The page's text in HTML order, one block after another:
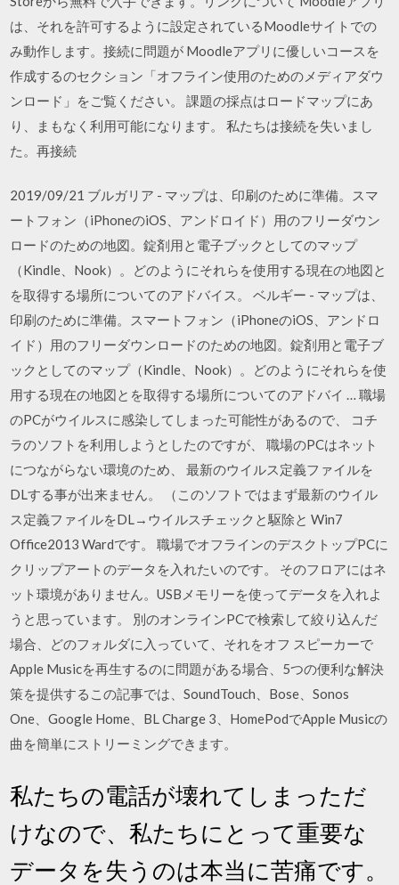
は、それを許可するように設定されているMoodleサイトでの
み動作します。接続に問題が Moodleアプリに優しいコースを
作成するのセクション「オフライン使用のためのメディアダウ
ンロード」をご覧ください。 課題の採点はロードマップにあ
り、まもなく利用可能になります。 私たちは接続を失いまし
た。再接続
2019/09/21 ブルガリア - マップは、印刷のために準備。スマ
ートフォン（iPhoneのiOS、アンドロイド）用のフリーダウン
ロードのための地図。錠剤用と電子ブックとしてのマップ
（Kindle、Nook）。どのようにそれらを使用する現在の地図と
を取得する場所についてのアドバイス。 ベルギー - マップは、
印刷のために準備。スマートフォン（iPhoneのiOS、アンドロ
イド）用のフリーダウンロードのための地図。錠剤用と電子ブ
ックとしてのマップ（Kindle、Nook）。どのようにそれらを使
用する現在の地図とを取得する場所についてのアドバイ … 職場
のPCがウイルスに感染してしまった可能性があるので、 コチ
ラのソフトを利用しようとしたのですが、 職場のPCはネット
につながらない環境のため、 最新のウイルス定義ファイルを
DLする事が出来ません。 （このソフトではまず最新のウイル
ス定義ファイルをDL→ウイルスチェックと駆除と Win7
Office2013 Wardです。 職場でオフラインのデスクトップPCに
クリップアートのデータを入れたいのです。 そのフロアにはネ
ット環境がありません。USBメモリーを使ってデータを入れよ
うと思っています。 別のオンラインPCで検索して絞り込んだ
場合、どのフォルダに入っていて、それをオフ スピーカーで
Apple Musicを再生するのに問題がある場合、5つの便利な解決
策を提供するこの記事では、SoundTouch、Bose、Sonos
One、Google Home、BL Charge 3、HomePodでApple Musicの
曲を簡単にストリーミングできます。
私たちの電話が壊れてしまっただ
けなので、私たちにとって重要な
データを失うのは本当に苦痛です。